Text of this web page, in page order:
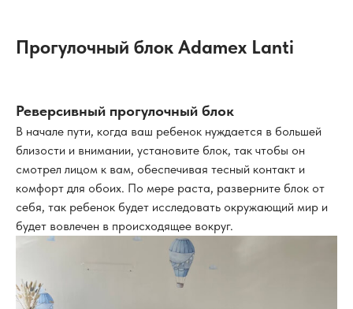
Прогулочный блок Adamex Lanti
Реверсивный прогулочный блок
В начале пути, когда ваш ребенок нуждается в большей
близости и внимании, установите блок, так чтобы он
смотрел лицом к вам, обеспечивая тесный контакт и
комфорт для обоих. По мере раста, разверните блок от
себя, так ребенок будет исследовать окружающий мир и
будет вовлечен в происходящее вокруг.